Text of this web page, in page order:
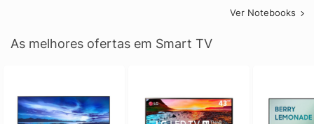
Ver Notebooks
As melhores ofertas em Smart TV